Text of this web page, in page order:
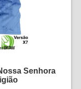
Senhora